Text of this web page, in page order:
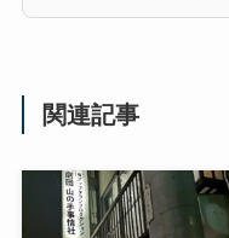
関連記事